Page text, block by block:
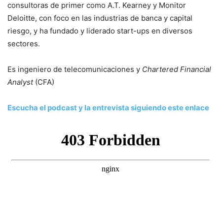
consultoras de primer como A.T. Kearney y Monitor
Deloitte, con foco en las industrias de banca y capital
riesgo, y ha fundado y liderado start-ups en diversos
sectores.
Es ingeniero de telecomunicaciones y Chartered Financial
Analyst(CFA)
Escucha el podcast y la entrevista siguiendo este enlace